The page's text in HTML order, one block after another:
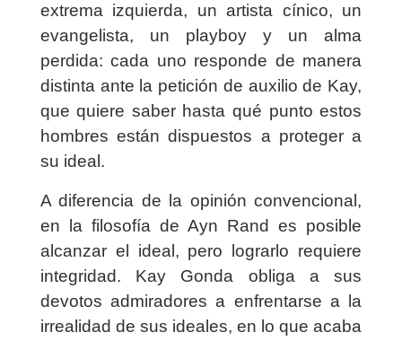
extrema izquierda, un artista cínico, un
evangelista, un playboy y un alma
perdida: cada uno responde de manera
distinta ante la petición de auxilio de Kay,
que quiere saber hasta qué punto estos
hombres están dispuestos a proteger a
su ideal.
A diferencia de la opinión convencional,
en la filosofía de Ayn Rand es posible
alcanzar el ideal, pero lograrlo requiere
integridad. Kay Gonda obliga a sus
devotos admiradores a enfrentarse a la
irrealidad de sus ideales, en lo que acaba